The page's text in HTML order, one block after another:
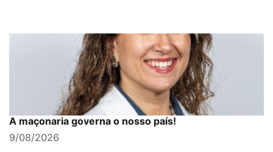
A maçonaria governa o nosso país!
9/08/2026